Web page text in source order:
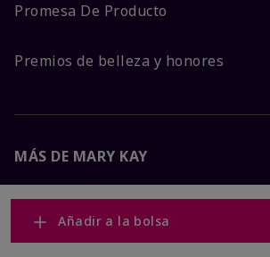
Añadir a la bolsa
Promesa De Producto
Premios de belleza y honores
MÁS DE MARY KAY